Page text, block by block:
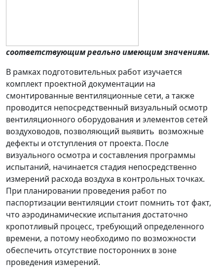
соответствующим реально имеющим значениям.
В рамках подготовительных работ изучается
комплект проектной документации на
смонтированные вентиляционные сети, а также
проводится непосредственный визуальный осмотр
вентиляционного оборудования и элементов сетей
воздуховодов, позволяющий выявить возможные
дефекты и отступления от проекта. После
визуального осмотра и составления программы
испытаний, начинается стадия непосредственно
измерений расхода воздуха в контрольных точках.
При планировании проведения работ по
паспортизации вентиляции стоит помнить тот факт,
что аэродинамические испытания достаточно
кропотливый процесс, требующий определенного
времени, а потому необходимо по возможности
обеспечить отсутствие посторонних в зоне
проведения измерений.